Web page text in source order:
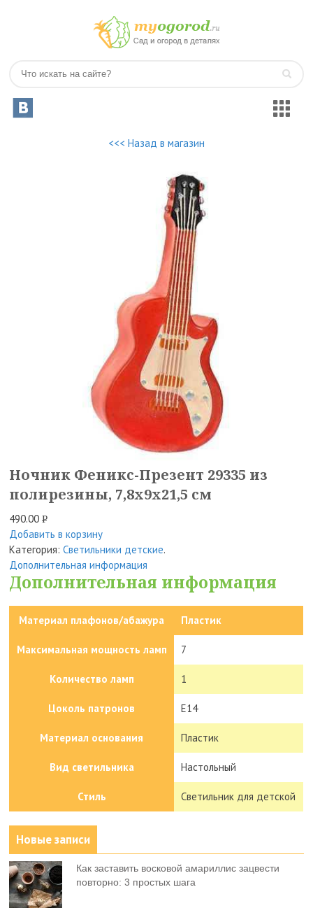
<<< Назад в магазин
Ночник Феникс-Презент 29335 из
полирезины, 7,8x9x21,5 см
490.00Р
УБ.
Добавить в корзину
Категория:Светильники детские.
Дополнительная информация
Дополнительная информация
Материал плафонов/абажура Пластик
Максимальная мощность ламп 7
Количество ламп 1
Цоколь патронов E14
Материал основания Пластик
Вид светильника Настольный
Стиль Светильник для детской
Новые записи
Как заставить восковой амариллис зацвести
повторно: 3 простых шага